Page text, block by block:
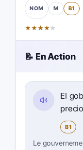
NOM M B1
★★★★★
📝 En Action
El
B1
Le